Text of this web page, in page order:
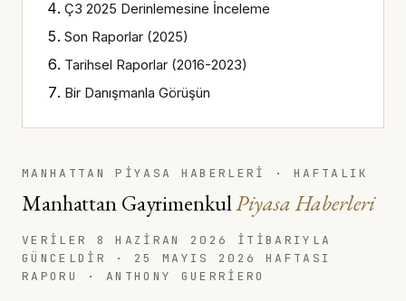
Ç3 2025 Derinlemesine İnceleme
Son Raporlar (2025)
Tarihsel Raporlar (2016-2023)
Bir Danışmanla Görüşün
MANHATTAN PİYASA HABERLERİ · HAFTALIK
Manhattan GayrimenkulPiyasa Haberleri
VERILER 8 HAZIRAN 2026
ITIBARIYLA
GÜNCELDIR · 25 MAYIS 2026 HAFTASI
RAPORU · ANTHONY GUERRIERO